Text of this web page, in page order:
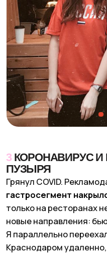
и номинировали одни
«Краснодарский парень».
видно —в голосовании что-
Я позвала SMM-
подтвердили накрутку. На
ребят с номинации, а я со
их недобросовестными.
За это слово — одно! — они
Два года нервов, занятые
пандемия, письма, которые
и пропущенные сроки
невыездной.
Чтобы снять запрет,
с условиями—
и публично признать ошибку.
смотрю назад и понимаю:
ускоренным курсом
что и зачем ты говоришь, и
в свою пользу или просто